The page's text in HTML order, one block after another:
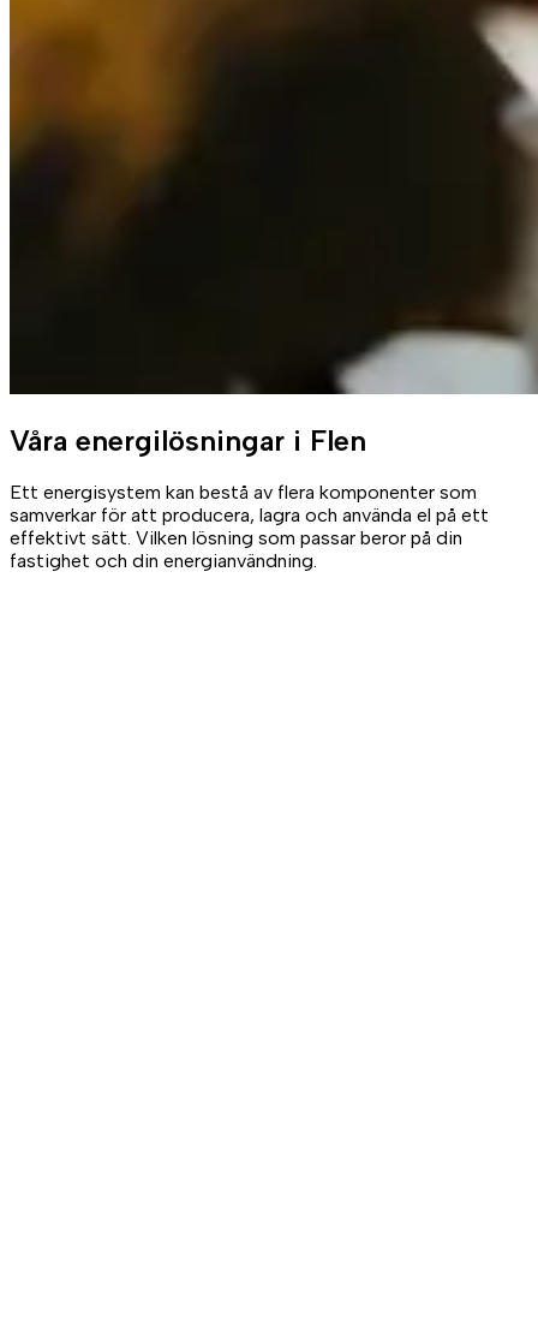
Våra energilösningar i Flen
Ett energisystem kan bestå av flera komponenter som
samverkar för att producera, lagra och använda el på ett
effektivt sätt. Vilken lösning som passar beror på din
fastighet och din energianvändning.